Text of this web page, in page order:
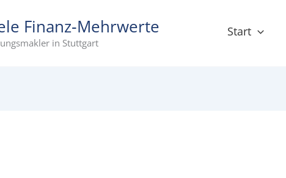
Finanz‑Mehrwerte
in Stuttgart
Start